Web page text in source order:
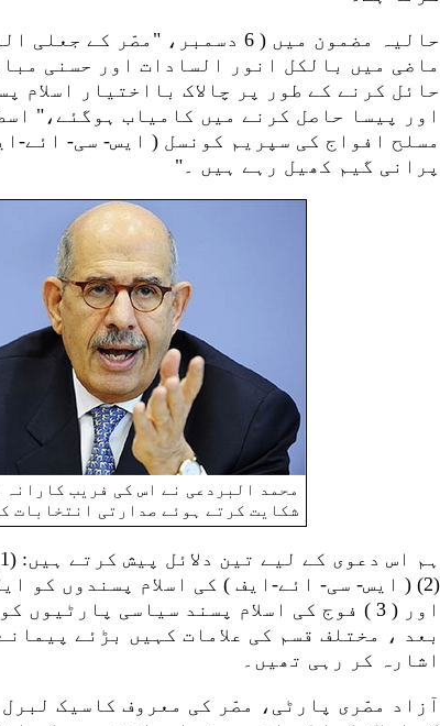
حالیہ مضمون میں ( 6 دسمبر، "مصّر
ماضی میں بالکل انور السادات اور حسنی
حائل کرنے کے طور پر چالاک بااختیار اسلام
اور پیسا حاصل کرنے میں کامیاب ہوگئے،"
مسلح افواج کی سپریم کونسل ( ایس- سی- ائے-
پرانی گیم کھیل رہے ہیں ۔"
محمد البردعی نے اس کی فریب کارانہ
شکایت کرتے ہوئے صدارتی انتخابات
(2) ( ایس- سی- ائے-ایف ) کی اسلام پسندوں کو
اور ( 3 ) فوج کی اسلام پسند سیاسی
بعد ، مختلف قسم کی علامات کہیں بڑئے
اشارہ کر رہی تھیں۔